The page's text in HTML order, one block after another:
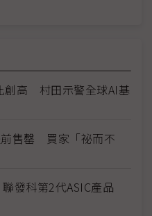
創高 村田示警全球AI基
售罄 買家「祕而不
發科第2代ASIC產品